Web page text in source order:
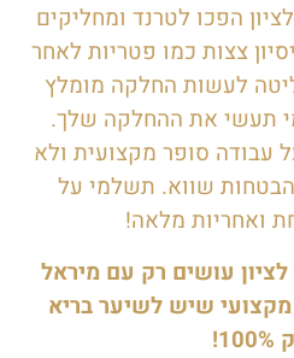
הפכו לטרנד ומחליקים
צצות כמו פטריות לאחר
לעשות החלקה מומלץ
תעשי את ההחלקה שלך.
סופר מקצועית ולא
שווא. תשלמי על
ואחריות מלאה!
עושים רק עם מיראל
מקצועי שיש לשיער בריא